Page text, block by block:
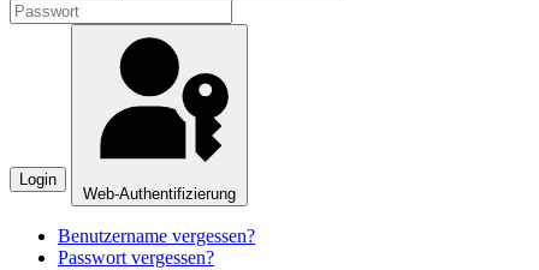
Login
Web-Authentifizierung
Benutzername vergessen?
Passwort vergessen?